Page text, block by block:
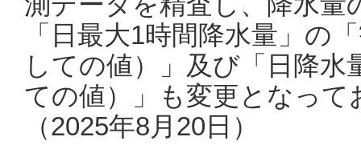
「日最大1時間降水量」の
しての値）」及び「日降
ての値）」も変更となっ
（2025年8月20日）